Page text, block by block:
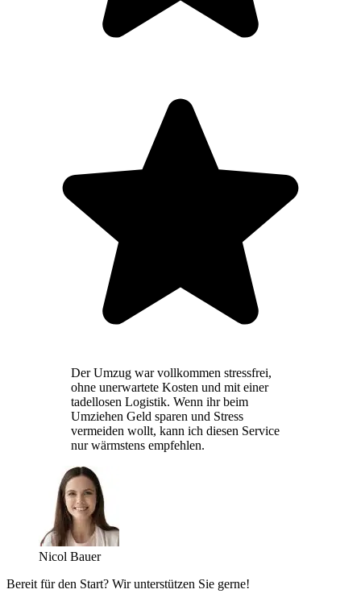
Der Umzug war vollkommen stressfrei,
ohne unerwartete Kosten und mit einer
tadellosen Logistik. Wenn ihr beim
Umziehen Geld sparen und Stress
vermeiden wollt, kann ich diesen Service
nur wärmstens empfehlen.
Nicol Bauer
Bereit für den Start? Wir unterstützen Sie gerne!